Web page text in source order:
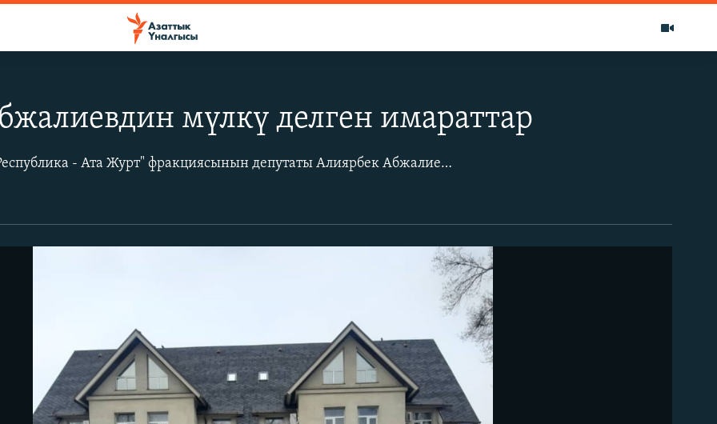
мүлкү делген имараттар
Жогорку Кеңештеги "Республика - Ата Журт" фракциясынын депутаты Алиярбек Абжалиевге карата Кылмыш кодексинин 308-1-беренеси ("Мыйзамсыз баюу") менен сотко чейинки териштирүү иштери башталды.